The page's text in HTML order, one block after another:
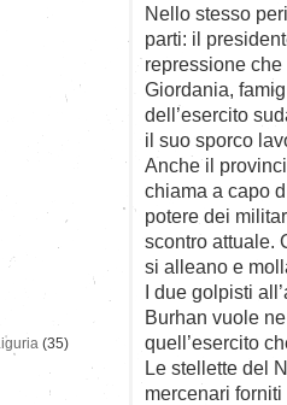
Nello stesso
parti: il
repressione
Giordania,
dell’esercito
il suo sporco
Anche il
chiama a capo
potere dei
scontro attuale.
si alleano e
I due golpisti
Burhan vuole
quell’esercito
Le stellette del
mercenari
(35)